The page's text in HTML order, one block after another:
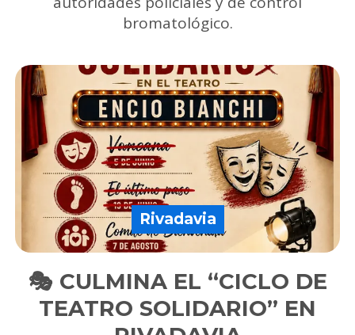
bromatológico.
🎭 CULMINA EL “CICLO DE
TEATRO SOLIDARIO” EN
Rivadavia